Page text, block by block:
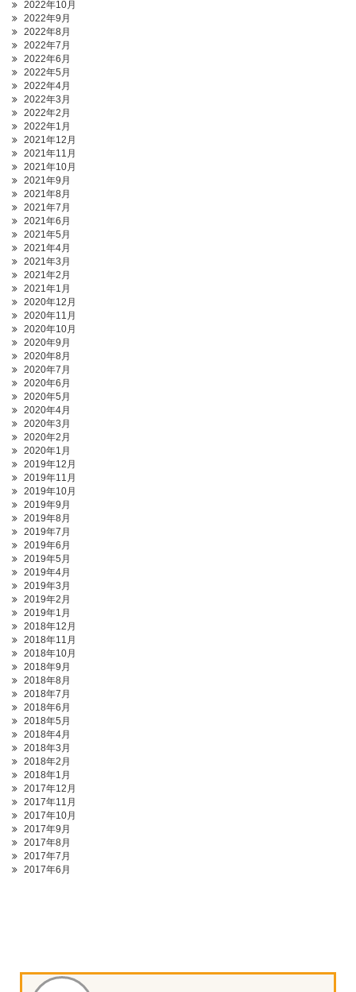
2022年10月
2022年9月
2022年8月
2022年7月
2022年6月
2022年5月
2022年4月
2022年3月
2022年2月
2022年1月
2021年12月
2021年11月
2021年10月
2021年9月
2021年8月
2021年7月
2021年6月
2021年5月
2021年4月
2021年3月
2021年2月
2021年1月
2020年12月
2020年11月
2020年10月
2020年9月
2020年8月
2020年7月
2020年6月
2020年5月
2020年4月
2020年3月
2020年2月
2020年1月
2019年12月
2019年11月
2019年10月
2019年9月
2019年8月
2019年7月
2019年6月
2019年5月
2019年4月
2019年3月
2019年2月
2019年1月
2018年12月
2018年11月
2018年10月
2018年9月
2018年8月
2018年7月
2018年6月
2018年5月
2018年4月
2018年3月
2018年2月
2018年1月
2017年12月
2017年11月
2017年10月
2017年9月
2017年8月
2017年7月
2017年6月